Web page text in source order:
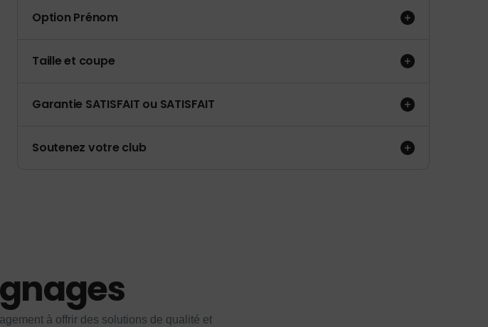
Option Prénom
Taille et coupe
Garantie SATISFAIT ou SATISFAIT
Soutenez votre club
à offrir des solutions de qualité et